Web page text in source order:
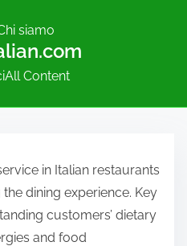
siamo
All Content
in Italian restaurants
dining experience. Key
customers’ dietary
and food